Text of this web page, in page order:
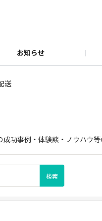
お知らせ
送
功事例・体験談・ノウハウ等